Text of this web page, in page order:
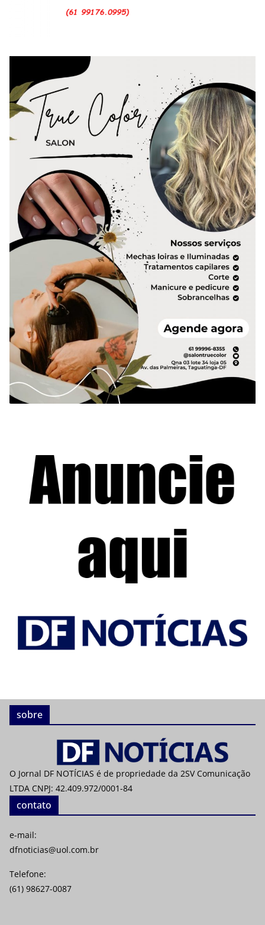
sobre
O Jornal DF NOTÍCIAS é de propriedade da 2SV Comunicação
LTDA CNPJ: 42.409.972/0001-84
contato
e-mail:
dfnoticias@uol.com.br
Telefone:
(61) 98627-0087